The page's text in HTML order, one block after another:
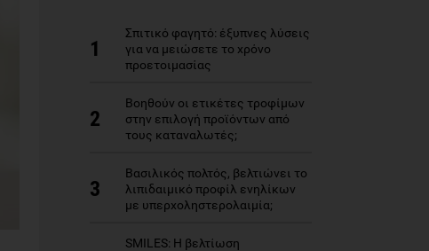
1
Σπιτικό φαγητό: έξυπνες λύσεις
για να μειώσετε το χρόνο
προετοιμασίας
2
Βοηθούν οι ετικέτες τροφίμων
στην επιλογή προϊόντων από
τους καταναλωτές;
3
Βασιλικός πολτός, βελτιώνει το
λιπιδαιμικό προφίλ ενηλίκων
με υπερχοληστερολαιμία;
SMILES: Η βελτίωση